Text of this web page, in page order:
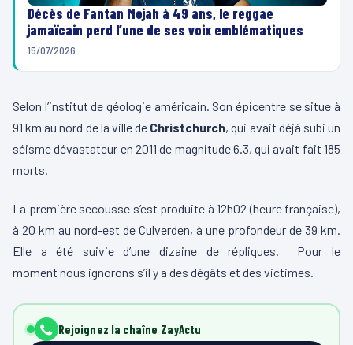
Décès de Fantan Mojah à 49 ans, le reggae
jamaïcain perd l’une de ses voix emblématiques
15/07/2026
Selon l’institut de géologie américain. Son épicentre se situe à
91 km au nord de la ville de Christchurch, qui avait déjà subi un
séisme dévastateur en 2011 de magnitude 6.3, qui avait fait 185
morts.
La première secousse s’est produite à 12h02 (heure française),
à 20 km au nord-est de Culverden, à une profondeur de 39 km.
Elle a été suivie d’une dizaine de répliques. Pour le
moment nous ignorons s’il y a des dégâts et des victimes.
Rejoignez la chaîne ZayActu